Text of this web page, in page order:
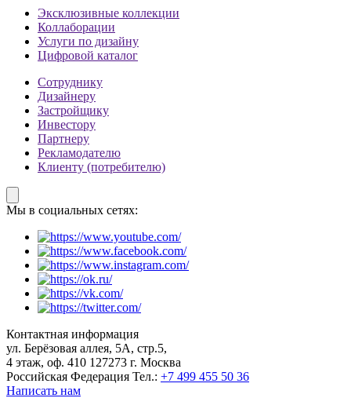
Эксклюзивные коллекции
Коллаборации
Услуги по дизайну
Цифровой каталог
Сотруднику
Дизайнеру
Застройщику
Инвестору
Партнеру
Рекламодателю
Клиенту (потребителю)
Мы в социальных сетях:
Контактная информация
ул. Берёзовая аллея, 5А, стр.5,
4 этаж, оф. 410 127273 г. Москва
Российская Федерация Тел.: +7 499 455 50 36
Написать нам